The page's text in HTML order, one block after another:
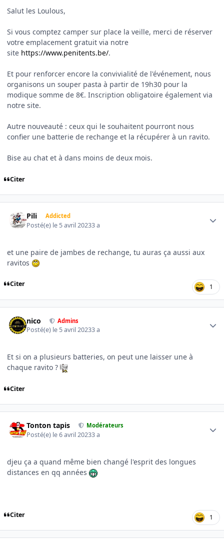
Salut les Loulous,
Si vous comptez camper sur place la veille, merci de réserver
votre emplacement gratuit via notre
site https://www.penitents.be/.
Et pour renforcer encore la convivialité de l'événement, nous
organisons un souper pasta à partir de 19h30 pour la
modique somme de 8€. Inscription obligatoire également via
notre site.
Autre nouveauté : ceux qui le souhaitent pourront nous
confier une batterie de rechange et la récupérer à un ravito.
Bise au chat et à dans moins de deux mois.
Citer
Pili Addicted
Posté(e) le 5 avril 20233 a
et une paire de jambes de rechange, tu auras ça aussi aux
ravitos
Citer 1
nico Admins
Posté(e) le 5 avril 20233 a
Et si on a plusieurs batteries, on peut une laisser une à
chaque ravito ?
Citer
Tonton tapis Modérateurs
Posté(e) le 6 avril 20233 a
djeu ça a quand même bien changé l'esprit des longues
distances en qq années
Citer 1